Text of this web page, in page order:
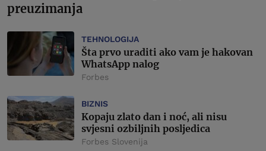
preuzimanja
TEHNOLOGIJA
Šta prvo uraditi ako vam je hakovan
WhatsApp nalog
Forbes
BIZNIS
Kopaju zlato dan i noć, ali nisu
svjesni ozbiljnih posljedica
Forbes Slovenija